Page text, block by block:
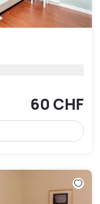
60 CHF